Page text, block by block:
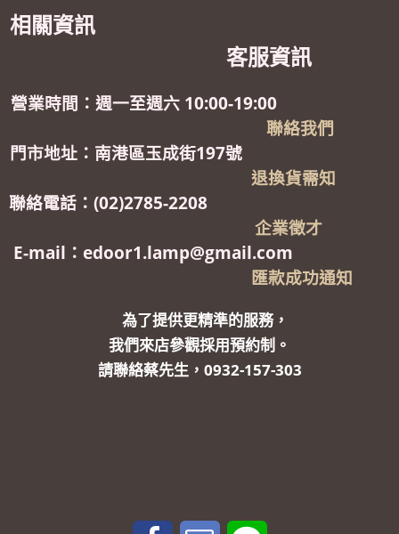
相關資訊
客服資訊
營業時間：週一至週六 10:00-19:00
聯絡我們
門市地址：南港區玉成街197號
退換貨需知
聯絡電話：(02)2785-2208
企業徵才
E-mail：edoor1.lamp@gmail.com
匯款成功通知
為了提供更精準的服務，
我們來店參觀採用預約制。
請聯絡蔡先生，0932-157-303